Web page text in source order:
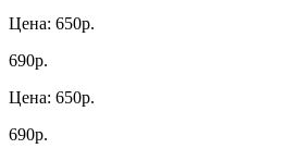
Цена: 650р.
690р.
Цена: 650р.
690р.